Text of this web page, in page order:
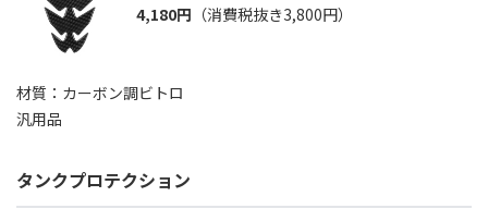
4,180円 （消費税抜き3,800円）
材質：カーボン調ビトロ
汎用品
タンクプロテクション